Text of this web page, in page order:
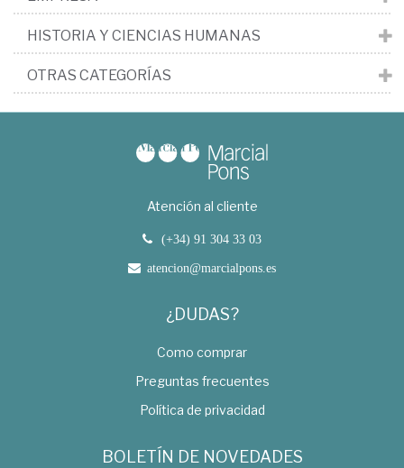
HISTORIA Y CIENCIAS HUMANAS
OTRAS CATEGORÍAS
Atención al cliente
(+34) 91 304 33 03
atencion@marcialpons.es
¿DUDAS?
Como comprar
Preguntas frecuentes
Política de privacidad
BOLETÍN DE NOVEDADES